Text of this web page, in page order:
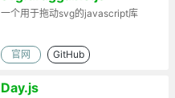
一个用于拖动svg的javascript库
官网 GitHub
Day.js